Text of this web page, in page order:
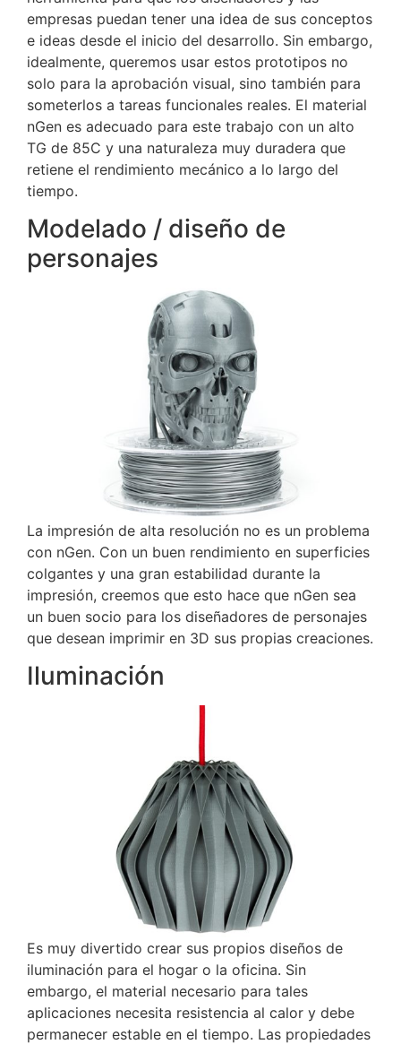
empresas puedan tener una idea de sus conceptos
e ideas desde el inicio del desarrollo. Sin embargo,
idealmente, queremos usar estos prototipos no
solo para la aprobación visual, sino también para
someterlos a tareas funcionales reales. El material
nGen es adecuado para este trabajo con un alto
TG de 85C y una naturaleza muy duradera que
retiene el rendimiento mecánico a lo largo del
tiempo.
Modelado / diseño de
personajes
La impresión de alta resolución no es un problema
con nGen. Con un buen rendimiento en superficies
colgantes y una gran estabilidad durante la
impresión, creemos que esto hace que nGen sea
un buen socio para los diseñadores de personajes
que desean imprimir en 3D sus propias creaciones.
Iluminación
Es muy divertido crear sus propios diseños de
iluminación para el hogar o la oficina. Sin
embargo, el material necesario para tales
aplicaciones necesita resistencia al calor y debe
permanecer estable en el tiempo. Las propiedades